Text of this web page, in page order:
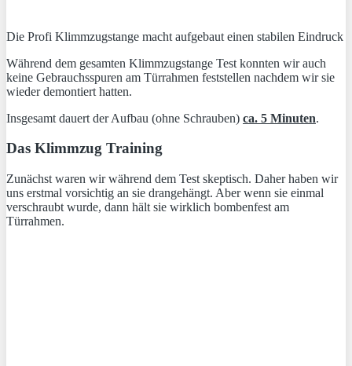
Die Profi Klimmzugstange macht aufgebaut einen stabilen Eindruck
Während dem gesamten Klimmzugstange Test konnten wir auch
keine Gebrauchsspuren am Türrahmen feststellen nachdem wir sie
wieder demontiert hatten.
Insgesamt dauert der Aufbau (ohne Schrauben) ca. 5 Minuten.
Das Klimmzug Training
Zunächst waren wir während dem Test skeptisch. Daher haben wir
uns erstmal vorsichtig an sie drangehängt. Aber wenn sie einmal
verschraubt wurde, dann hält sie wirklich bombenfest am
Türrahmen.